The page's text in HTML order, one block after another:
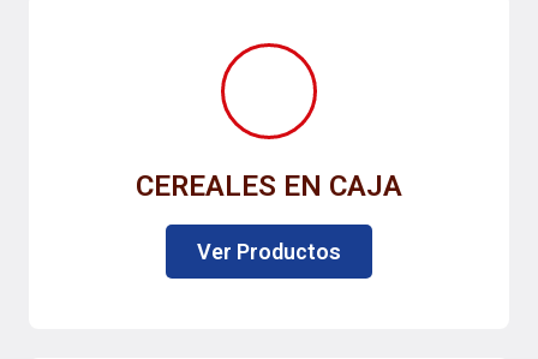
CEREALES EN CAJA
Ver Productos